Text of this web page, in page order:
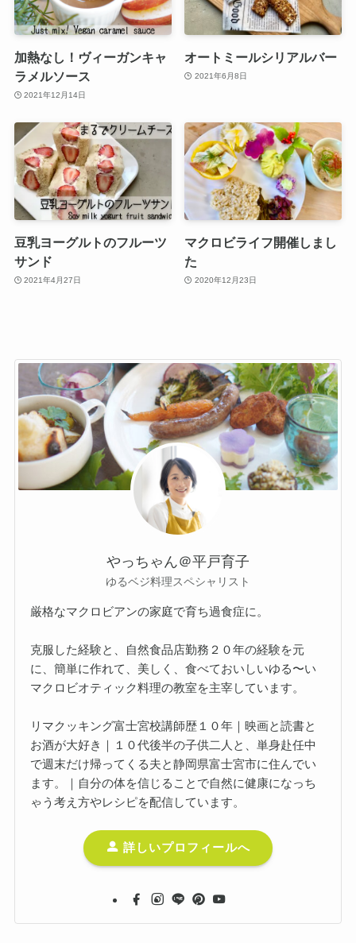
加熱なし！ヴィーガンキャ
ラメルソース
2021年12月14日
オートミールシリアルバー
2021年6月8日
豆乳ヨーグルトのフルーツ
サンド
2021年4月27日
マクロビライフ開催しまし
た
2020年12月23日
やっちゃん＠平戸育子
ゆるベジ料理スペシャリスト
厳格なマクロビアンの家庭で育ち過食症に。
克服した経験と、自然食品店勤務２０年の経験を元
に、簡単に作れて、美しく、食べておいしいゆる〜い
マクロビオティック料理の教室を主宰しています。
リマクッキング富士宮校講師歴１０年｜映画と読書と
お酒が大好き｜１０代後半の子供二人と、単身赴任中
で週末だけ帰ってくる夫と静岡県富士宮市に住んでい
ます。｜自分の体を信じることで自然に健康になっち
ゃう考え方やレシピを配信しています。
詳しいプロフィールへ